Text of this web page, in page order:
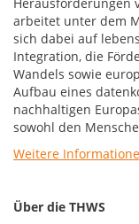
arbeitet unter dem
sich dabei auf
Integration, die
Wandels sowie
Aufbau eines
nachhaltigen
sowohl den
Weitere
Über die THWS